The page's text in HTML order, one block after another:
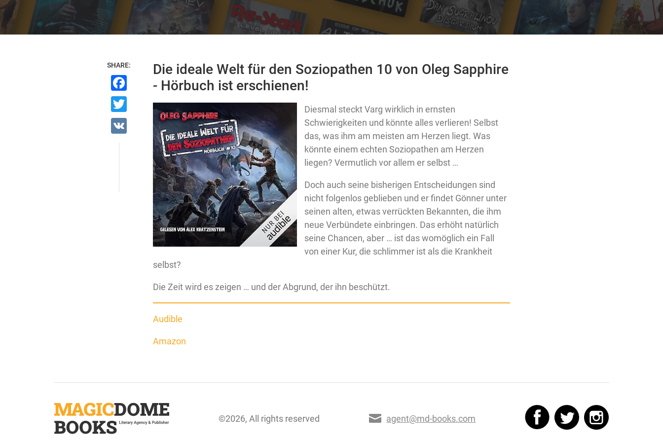
Die ideale Welt für den Soziopathen 10 von Oleg Sapphire
- Hörbuch ist erschienen!
Diesmal steckt Varg wirklich in ernsten
Schwierigkeiten und könnte alles verlieren! Selbst
das, was ihm am meisten am Herzen liegt. Was
könnte einem echten Soziopathen am Herzen
liegen? Vermutlich vor allem er selbst …
Doch auch seine bisherigen Entscheidungen sind
nicht folgenlos geblieben und er findet Gönner unter
seinen alten, etwas verrückten Bekannten, die ihm
neue Verbündete einbringen. Das erhöht natürlich
seine Chancen, aber … ist das womöglich ein Fall
von einer Kur, die schlimmer ist als die Krankheit
selbst?
Die Zeit wird es zeigen … und der Abgrund, der ihn beschützt.
Audible
Amazon
SHARE:
Facebook
Twitter
©2026, All rights reserved agent@md-books.com